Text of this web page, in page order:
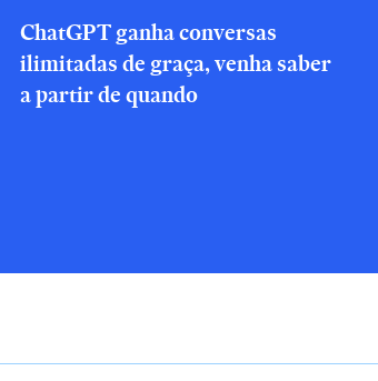
ChatGPT ganha conversas
ilimitadas de graça, venha saber
a partir de quando